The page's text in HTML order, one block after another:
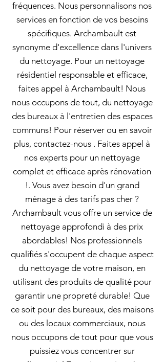
fréquences. Nous personnalisons nos
services en fonction de vos besoins
spécifiques. Archambault est
synonyme d'excellence dans l'univers
du nettoyage. Pour un nettoyage
résidentiel responsable et efficace,
faites appel à Archambault! Nous
nous occupons de tout, du nettoyage
des bureaux à l'entretien des espaces
communs! Pour réserver ou en savoir
plus, contactez-nous . Faites appel à
nos experts pour un nettoyage
complet et efficace après rénovation
!. Vous avez besoin d'un grand
ménage à des tarifs pas cher ?
Archambault vous offre un service de
nettoyage approfondi à des prix
abordables! Nos professionnels
qualifiés s'occupent de chaque aspect
du nettoyage de votre maison, en
utilisant des produits de qualité pour
garantir une propreté durable! Que
ce soit pour des bureaux, des maisons
ou des locaux commerciaux, nous
nous occupons de tout pour que vous
puissiez vous concentrer sur